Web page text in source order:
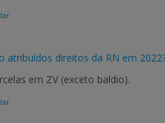
atribuídos direitos da RN em
em ZV (exceto baldio).